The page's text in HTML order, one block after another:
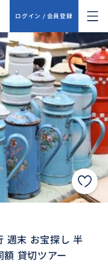
ログイン / 会員登録
週末 お宝探し 半
額 貸切ツアー